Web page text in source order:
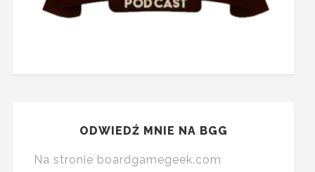
ODWIEDŹ MNIE NA BGG
Na stronie boardgamegeek.com